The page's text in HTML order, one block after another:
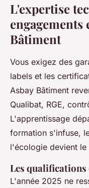
L'expertise
engagements
Bâtiment
Vous exigez des
labels et les
Asbay Bâtiment
Qualibat, RGE,
L'apprentissage
formation s'infuse,
l'écologie devient le
Les
L'année 2025 ne